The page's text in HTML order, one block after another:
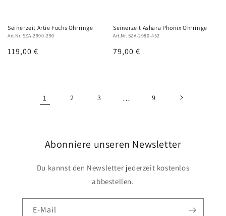
Seinerzeit Artie Fuchs Ohrringe
Art.Nr. SZA-2990-290
Normaler
119,00 €
Seinerzeit Ashara Phönix Ohrringe
Art.Nr. SZA-2980-452
Normaler
79,00 €
1 2 3 … 9
Abonniere unseren Newsletter
Du kannst den Newsletter jederzeit kostenlos
abbestellen.
E-Mail